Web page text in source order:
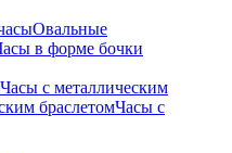
Овальные
в форме бочки
Часы с металлическим
браслетомЧасы с